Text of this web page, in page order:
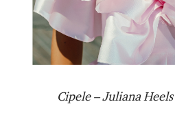
Cipele – Juliana Heels